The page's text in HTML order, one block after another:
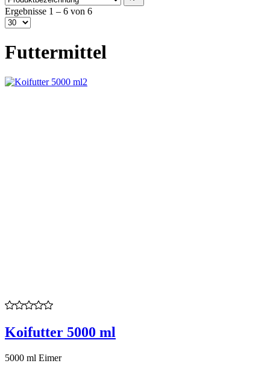
Ergebnisse 1 – 6 von 6
Futtermittel
Koifutter 5000 ml
5000 ml Eimer